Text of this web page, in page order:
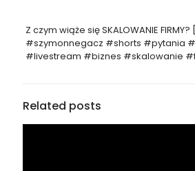
Z czym wiąże się SKALOWANIE
#szymonnegacz #shorts #pytania
#livestream #biznes #skalowanie
Related posts